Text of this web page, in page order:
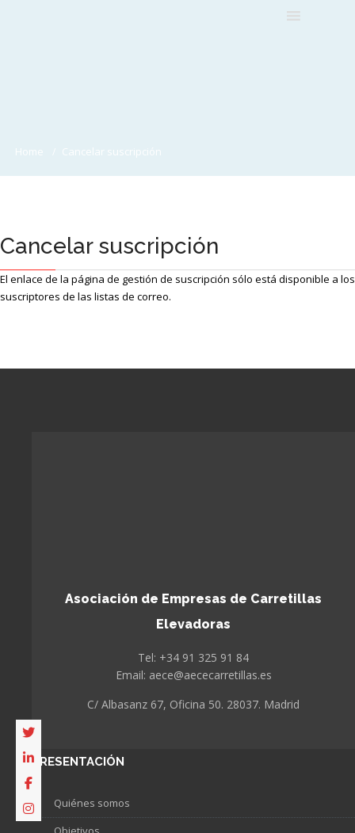
Home Cancelar suscripción
Cancelar suscripción
El enlace de la página de gestión de suscripción sólo está disponible a los
suscriptores de las listas de correo.
Asociación de Empresas de Carretillas
Elevadoras
Tel: +34 91 325 91 84
Email: aece@aececarretillas.es
C/ Albasanz 67, Oficina 50. 28037. Madrid
PRESENTACIÓN
Quiénes somos